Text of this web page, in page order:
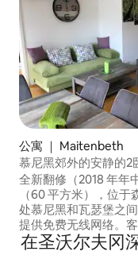
公寓 ｜ Maitenbeth
慕尼黑郊外的安静的2
全新翻修（2018 年年
（60 平方米），位
处慕尼黑和瓦瑟堡之
提供免费无线网络。
叠沙发床（1.35 x 2 米）。 开车：
35–45 分钟，，距离
在圣沃尔夫冈